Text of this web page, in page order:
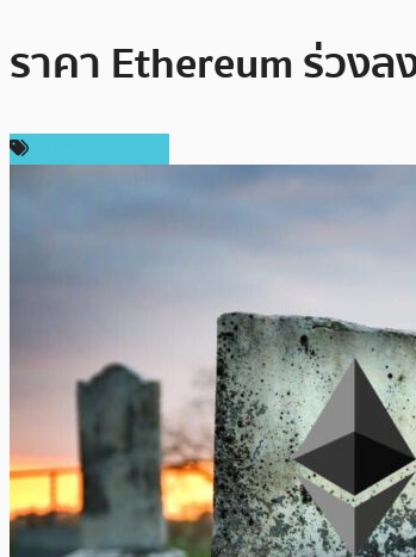
ราคา Ethereum ร่วง